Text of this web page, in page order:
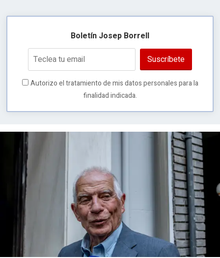
Boletín Josep Borrell
Suscríbete
Autorizo el tratamiento de mis datos personales para la
finalidad indicada.